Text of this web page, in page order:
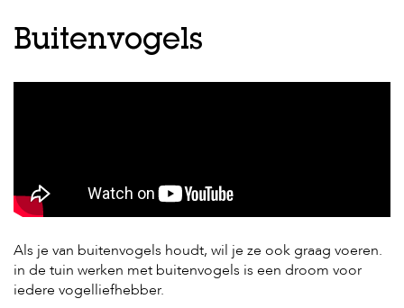
i
F
l
d
e
r
Buitenvogels
Als je van buitenvogels houdt, wil je ze ook graag voeren.
in de tuin werken met buitenvogels is een droom voor
iedere vogelliefhebber.